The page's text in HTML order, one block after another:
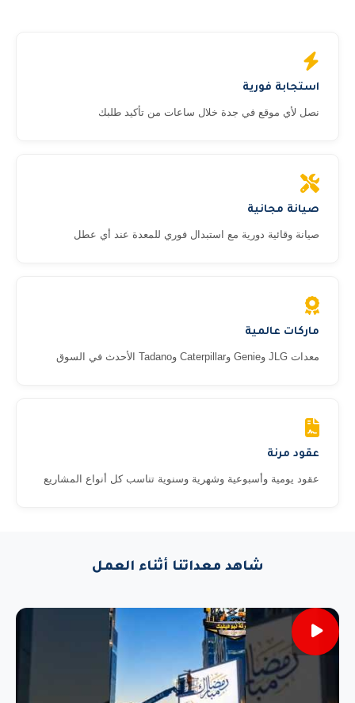
استجابة فورية
نصل لأي موقع في جدة خلال ساعات من تأكيد طلبك
صيانة مجانية
صيانة وقائية دورية مع استبدال فوري للمعدة عند أي عطل
ماركات عالمية
معدات JLG وGenie وCaterpillar وTadano الأحدث في السوق
عقود مرنة
عقود يومية وأسبوعية وشهرية وسنوية تناسب كل أنواع المشاريع
شاهد معداتنا أثناء العمل